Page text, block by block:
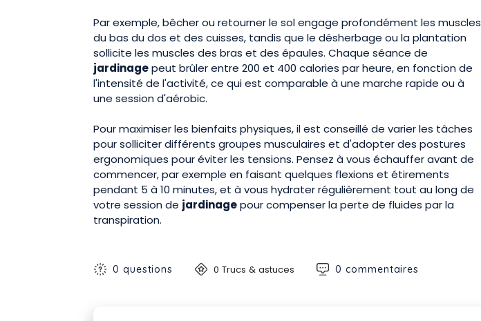
Par exemple, bêcher ou retourner le sol engage profondément les muscles
du bas du dos et des cuisses, tandis que le désherbage ou la plantation
sollicite les muscles des bras et des épaules. Chaque séance de
jardinagepeut brûler entre 200 et 400 calories par heure, en fonction de
l'intensité de l'activité, ce qui est comparable à une marche rapide ou à
une session d'aérobic.
Pour maximiser les bienfaits physiques, il est conseillé de varier les tâches
pour solliciter différents groupes musculaires et d'adopter des postures
ergonomiques pour éviter les tensions. Pensez à vous échauffer avant de
commencer, par exemple en faisant quelques flexions et étirements
pendant 5 à 10 minutes, et à vous hydrater régulièrement tout au long de
votre session de jardinagepour compenser la perte de fluides par la
transpiration.
0 questions 0 Trucs & astuces 0 commentaires